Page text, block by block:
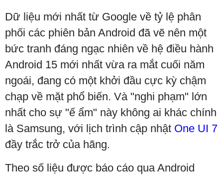
Dữ liệu mới nhất từ Google về tỷ lệ phân
phối các phiên bản Android đã vẽ nên một
bức tranh đáng ngạc nhiên về hệ điều hành
Android 15 mới nhất vừa ra mắt cuối năm
ngoái, đang có một khởi đầu cực kỳ chậm
chạp về mặt phổ biến. Và "nghi phạm" lớn
nhất cho sự "ế ẩm" này không ai khác chính
là Samsung, với lịch trình cập nhật One UI 7
đầy trắc trở của hãng.
Theo số liệu được báo cáo qua Android